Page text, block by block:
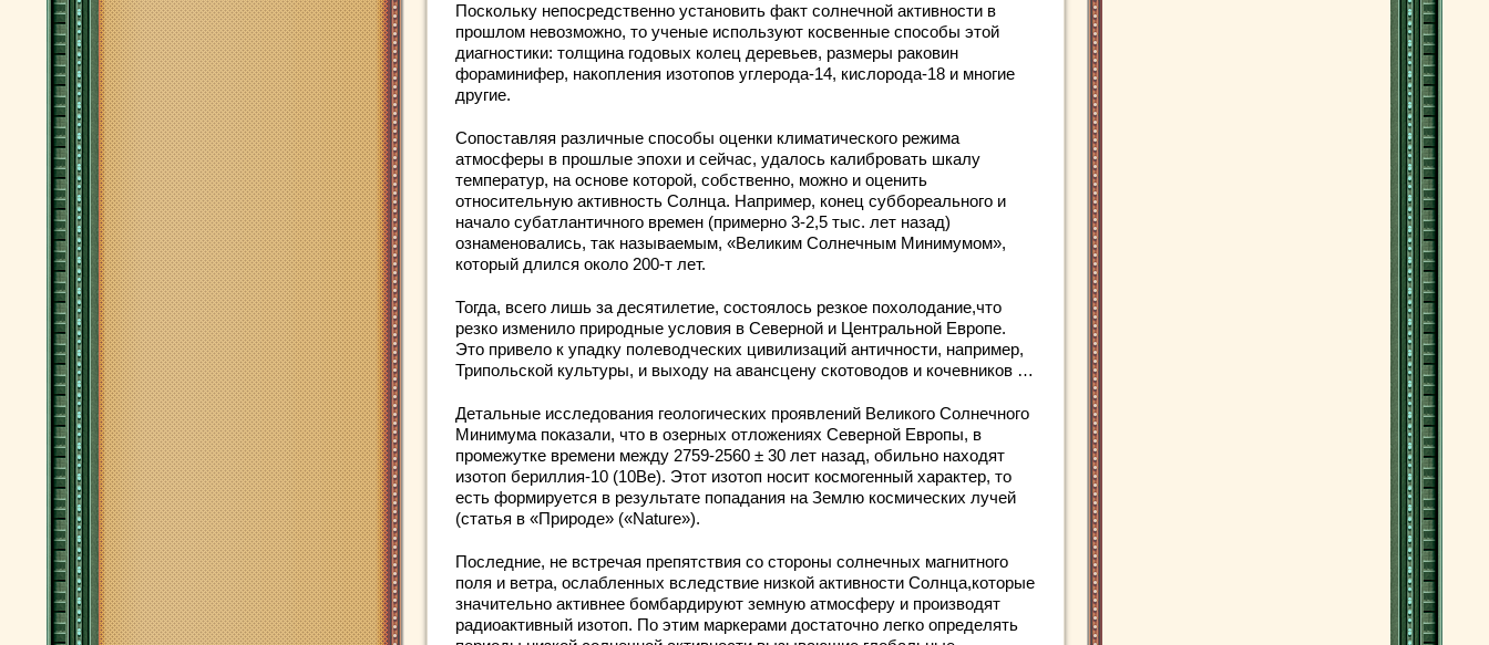
Поскольку непосредственно установить факт солнечной активности в
прошлом невозможно, то ученые используют косвенные способы этой
диагностики: толщина годовых колец деревьев, размеры раковин
фораминифер, накопления изотопов углерода-14, кислорода-18 и многие
другие.
Сопоставляя различные способы оценки климатического режима
атмосферы в прошлые эпохи и сейчас, удалось калибровать шкалу
температур, на основе которой, собственно, можно и оценить
относительную активность Солнца. Например, конец суббореального и
начало субатлантичного времен (примерно 3-2,5 тыс. лет назад)
ознаменовались, так называемым, «Великим Солнечным Минимумом»,
который длился около 200-т лет.
Тогда, всего лишь за десятилетие, состоялось резкое похолодание,что
резко изменило природные условия в Северной и Центральной Европе.
Это привело к упадку полеводческих цивилизаций античности, например,
Трипольской культуры, и выходу на авансцену скотоводов и кочевников …
Детальные исследования геологических проявлений Великого Солнечного
Минимума показали, что в озерных отложениях Северной Европы, в
промежутке времени между 2759-2560 ± 30 лет назад, обильно находят
изотоп бериллия-10 (10Ве). Этот изотоп носит космогенный характер, то
есть формируется в результате попадания на Землю космических лучей
(статья в «Природе» («Nature»).
Последние, не встречая препятствия со стороны солнечных магнитного
поля и ветра, ослабленных вследствие низкой активности Солнца,которые
значительно активнее бомбардируют земную атмосферу и производят
радиоактивный изотоп. По этим маркерами достаточно легко определять